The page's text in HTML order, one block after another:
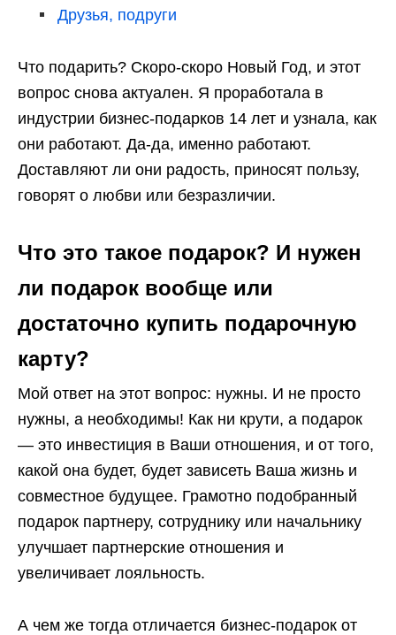
Друзья, подруги
Что подарить? Скоро-скоро Новый Год, и этот
вопрос снова актуален. Я проработала в
индустрии бизнес-подарков 14 лет и узнала, как
они работают. Да-да, именно работают.
Доставляют ли они радость, приносят пользу,
говорят о любви или безразличии.
Что это такое подарок? И нужен
ли подарок вообще или
достаточно купить подарочную
карту?
Мой ответ на этот вопрос: нужны. И не просто
нужны, а необходимы! Как ни крути, а подарок
— это инвестиция в Ваши отношения, и от того,
какой она будет, будет зависеть Ваша жизнь и
совместное будущее. Грамотно подобранный
подарок партнеру, сотруднику или начальнику
улучшает партнерские отношения и
увеличивает лояльность.
А чем же тогда отличается бизнес-подарок от